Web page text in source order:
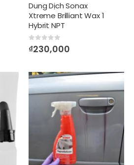
Dung Dịch Sonax
Xtreme Brilliant Wax 1
Hybrit NPT
0out of 5
₫230,000